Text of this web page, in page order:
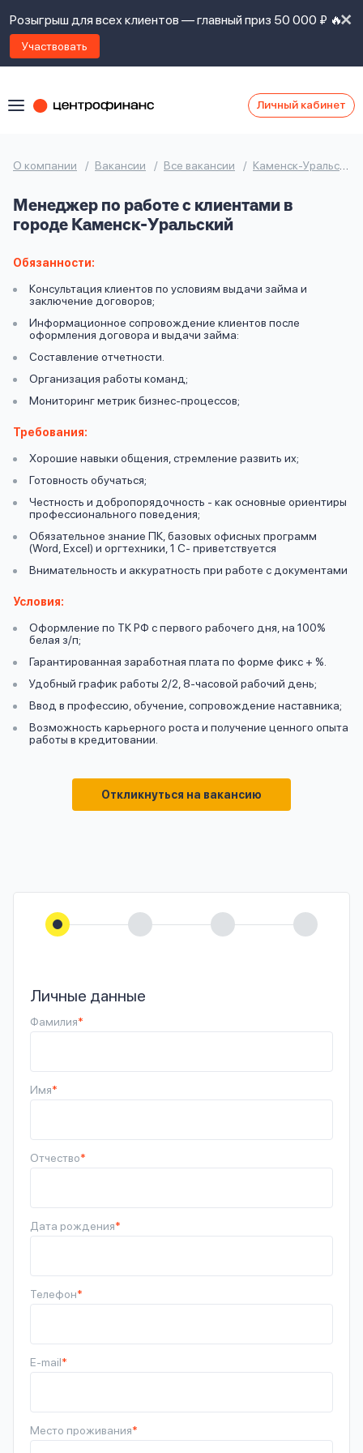
Розыгрыш для всех клиентов — главный приз 50 000 ₽ 🔥
Участвовать
Личный кабинет
О компании Вакансии Все вакансии Каменск-Уральский
Менеджер по работе с клиентами в
городе Каменск-Уральский
Обязанности:
Консультация клиентов по условиям выдачи займа и
заключение договоров;
Информационное сопровождение клиентов после
оформления договора и выдачи займа:
Составление отчетности.
Организация работы команд;
Мониторинг метрик бизнес-процессов;
Требования:
Хорошие навыки общения, стремление развить их;
Готовность обучаться;
Честность и добропорядочность - как основные ориентиры
профессионального поведения;
Обязательное знание ПК, базовых офисных программ
(Word, Excel) и оргтехники, 1 С- приветствуется
Внимательность и аккуратность при работе с документами
Условия:
Оформление по ТК РФ с первого рабочего дня, на 100%
белая з/п;
Гарантированная заработная плата по форме фикс + %.
Удобный график работы 2/2, 8-часовой рабочий день;
Ввод в профессию, обучение, сопровождение наставника;
Возможность карьерного роста и получение ценного опыта
работы в кредитовании.
Откликнуться на вакансию
Личные данные
Фамилия*
Имя*
Отчество*
Дата рождения*
Телефон*
E-mail*
Место проживания*
Оформить заявку
Войти под другим номером
контакты
Задать
вопрос
Ответы
на
Ок
Ок
Я
правилами
предоставления
политикой
даю
согласие
на
обработку
личных
данных